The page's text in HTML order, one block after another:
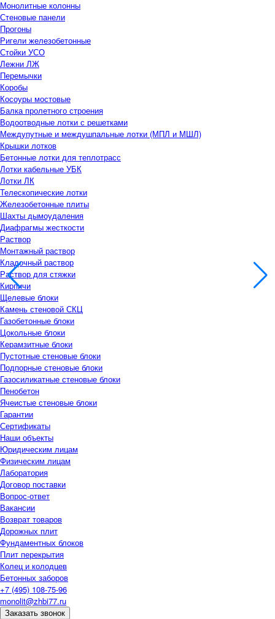
Монолитные колонны
Стеновые панели
Прогоны
Ригели железобетонные
Стойки УСО
Лежни ЛЖ
Перемычки
Коробы
Косоуры мостовые
Балка пролетного строения
Водоотводные лотки с решетками
Междупутные и междушпальные лотки (МПЛ и МШЛ)
Крышки лотков
Бетонные лотки для теплотрасс
Лотки кабельные УБК
Лотки ЛК
Телескопические лотки
Железобетонные плиты
Шахты дымоудаления
Диафрагмы жесткости
Раствор
Монтажный раствор
Кладочный раствор
Раствор для стяжки
Кирпичи
Щелевые блоки
Камень стеновой СКЦ
Газобетонные блоки
Цокольные блоки
Керамзитные блоки
Пустотные стеновые блоки
Подпорные стеновые блоки
Газосиликатные стеновые блоки
Пенобетон
Ячеистые стеновые блоки
Гарантии
Сертификаты
Наши объекты
Юридическим лицам
Физическим лицам
Лаборатория
Договор поставки
Вопрос-ответ
Вакансии
Возврат товаров
Дорожных плит
Фундаментных блоков
Плит перекрытия
Колец и колодцев
Бетонных заборов
+7 (495) 108-75-96
monolit@zhbi77.ru
Заказать звонок